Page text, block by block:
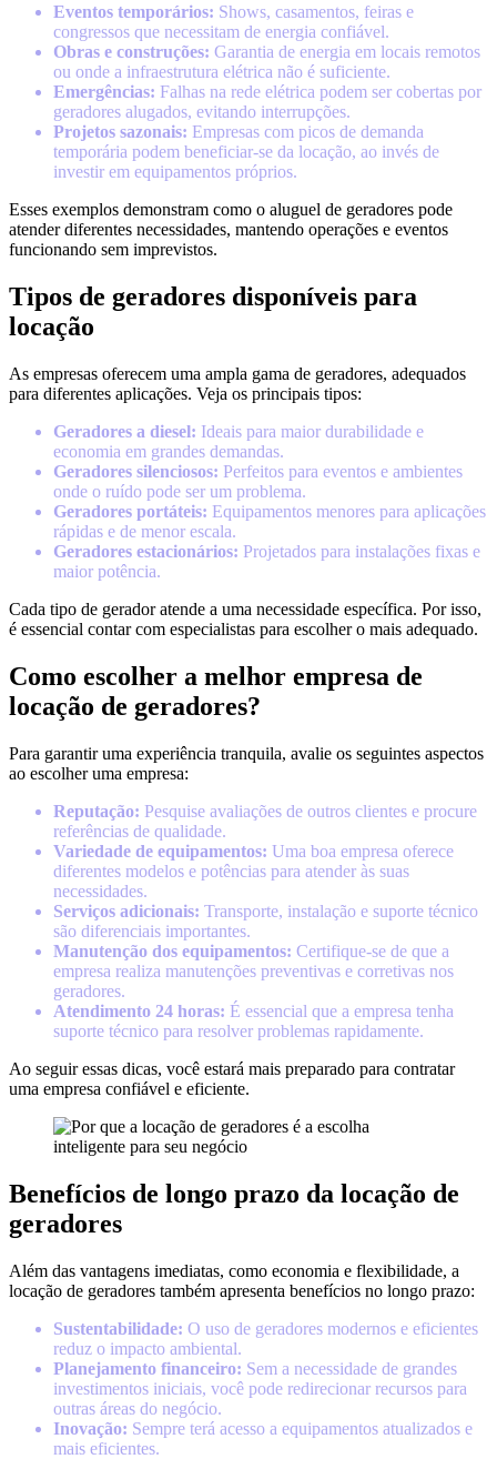
Eventos temporários: Shows, casamentos, feiras e
congressos que necessitam de energia confiável.
Obras e construções: Garantia de energia em locais remotos
ou onde a infraestrutura elétrica não é suficiente.
Emergências: Falhas na rede elétrica podem ser cobertas por
geradores alugados, evitando interrupções.
Projetos sazonais: Empresas com picos de demanda
temporária podem beneficiar-se da locação, ao invés de
investir em equipamentos próprios.
Esses exemplos demonstram como o aluguel de geradores pode
atender diferentes necessidades, mantendo operações e eventos
funcionando sem imprevistos.
Tipos de geradores disponíveis para
locação
As empresas oferecem uma ampla gama de geradores, adequados
para diferentes aplicações. Veja os principais tipos:
Geradores a diesel: Ideais para maior durabilidade e
economia em grandes demandas.
Geradores silenciosos: Perfeitos para eventos e ambientes
onde o ruído pode ser um problema.
Geradores portáteis: Equipamentos menores para aplicações
rápidas e de menor escala.
Geradores estacionários: Projetados para instalações fixas e
maior potência.
Cada tipo de gerador atende a uma necessidade específica. Por isso,
é essencial contar com especialistas para escolher o mais adequado.
Como escolher a melhor empresa de
locação de geradores?
Para garantir uma experiência tranquila, avalie os seguintes aspectos
ao escolher uma empresa:
Reputação: Pesquise avaliações de outros clientes e procure
referências de qualidade.
Variedade de equipamentos: Uma boa empresa oferece
diferentes modelos e potências para atender às suas
necessidades.
Serviços adicionais: Transporte, instalação e suporte técnico
são diferenciais importantes.
Manutenção dos equipamentos: Certifique-se de que a
empresa realiza manutenções preventivas e corretivas nos
geradores.
Atendimento 24 horas: É essencial que a empresa tenha
suporte técnico para resolver problemas rapidamente.
Ao seguir essas dicas, você estará mais preparado para contratar
uma empresa confiável e eficiente.
Benefícios de longo prazo da locação de
geradores
Além das vantagens imediatas, como economia e flexibilidade, a
locação de geradores também apresenta benefícios no longo prazo:
Sustentabilidade: O uso de geradores modernos e eficientes
reduz o impacto ambiental.
Planejamento financeiro: Sem a necessidade de grandes
investimentos iniciais, você pode redirecionar recursos para
outras áreas do negócio.
Inovação: Sempre terá acesso a equipamentos atualizados e
mais eficientes.